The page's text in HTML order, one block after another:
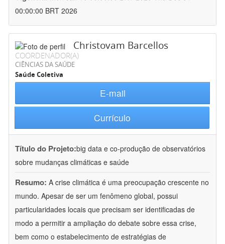
00:00:00 BRT 2026
Christovam Barcellos
COORDENADOR(A)
CIÊNCIAS DA SAÚDE
Saúde Coletiva
E-mail
Currículo
Título do Projeto:big data e co-produção de observatórios
sobre mudanças climáticas e saúde
Resumo: A crise climática é uma preocupação crescente no
mundo. Apesar de ser um fenômeno global, possui
particularidades locais que precisam ser identificadas de
modo a permitir a ampliação do debate sobre essa crise,
bem como o estabelecimento de estratégias de